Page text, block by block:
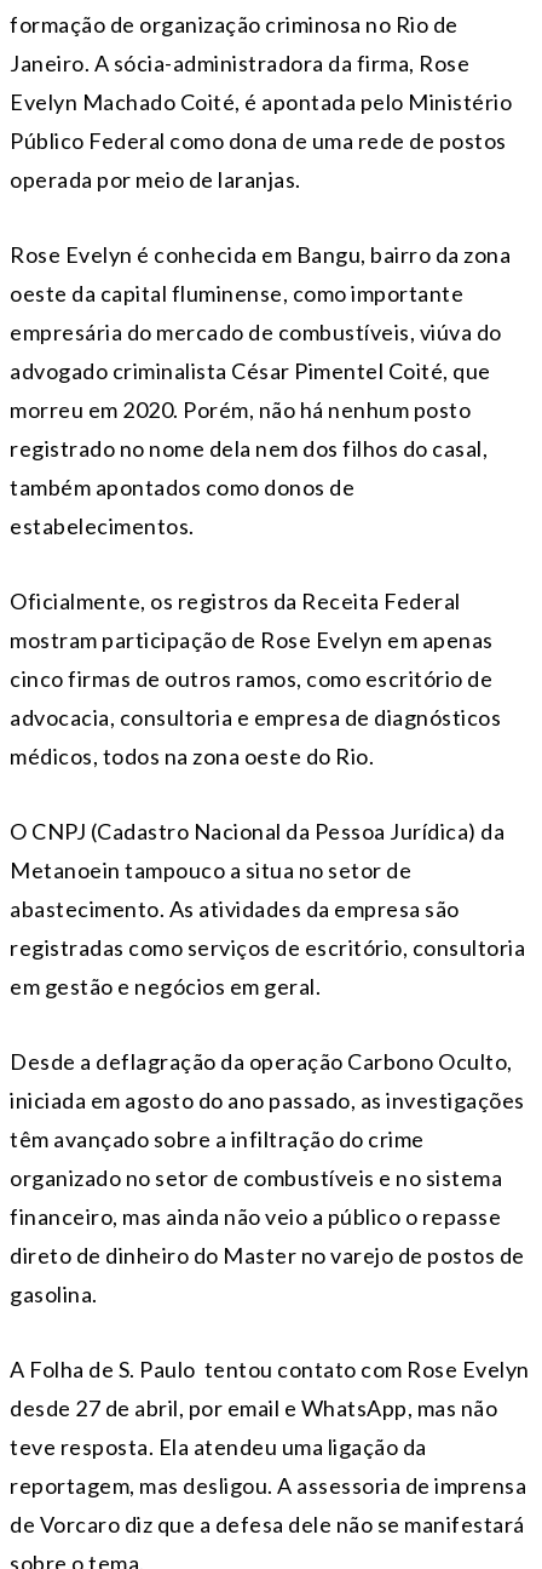
formação de organização criminosa no Rio de
Janeiro. A sócia-administradora da firma, Rose
Evelyn Machado Coité, é apontada pelo Ministério
Público Federal como dona de uma rede de postos
operada por meio de laranjas.
Rose Evelyn é conhecida em Bangu, bairro da zona
oeste da capital fluminense, como importante
empresária do mercado de combustíveis, viúva do
advogado criminalista César Pimentel Coité, que
morreu em 2020. Porém, não há nenhum posto
registrado no nome dela nem dos filhos do casal,
também apontados como donos de
estabelecimentos.
Oficialmente, os registros da Receita Federal
mostram participação de Rose Evelyn em apenas
cinco firmas de outros ramos, como escritório de
advocacia, consultoria e empresa de diagnósticos
médicos, todos na zona oeste do Rio.
O CNPJ (Cadastro Nacional da Pessoa Jurídica) da
Metanoein tampouco a situa no setor de
abastecimento. As atividades da empresa são
registradas como serviços de escritório, consultoria
em gestão e negócios em geral.
Desde a deflagração da operação Carbono Oculto,
iniciada em agosto do ano passado, as investigações
têm avançado sobre a infiltração do crime
organizado no setor de combustíveis e no sistema
financeiro, mas ainda não veio a público o repasse
direto de dinheiro do Master no varejo de postos de
gasolina.
A Folha de S. Paulo tentou contato com Rose Evelyn
desde 27 de abril, por email e WhatsApp, mas não
teve resposta. Ela atendeu uma ligação da
reportagem, mas desligou. A assessoria de imprensa
de Vorcaro diz que a defesa dele não se manifestará
sobre o tema.